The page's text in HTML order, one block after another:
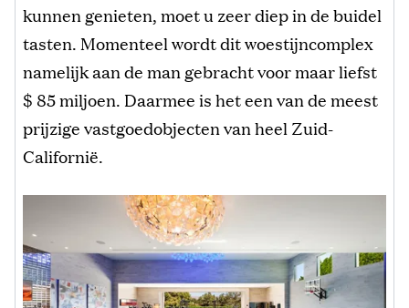
kunnen genieten, moet u zeer diep in de buidel
tasten. Momenteel wordt dit woestijncomplex
namelijk aan de man gebracht voor maar liefst
$ 85 miljoen. Daarmee is het een van de meest
prijzige vastgoedobjecten van heel Zuid-
Californië.